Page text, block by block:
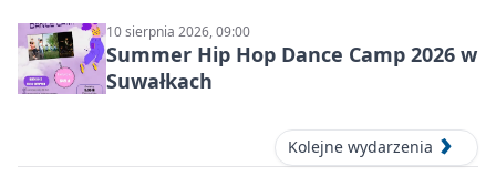
10 sierpnia 2026, 09:00
Summer Hip Hop Dance Camp 2026 w
Suwałkach
Kolejne wydarzenia